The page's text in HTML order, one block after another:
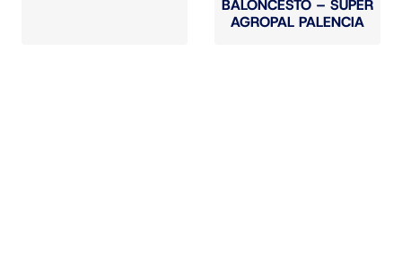
BALONCESTO – SUPER
AGROPAL PALENCIA